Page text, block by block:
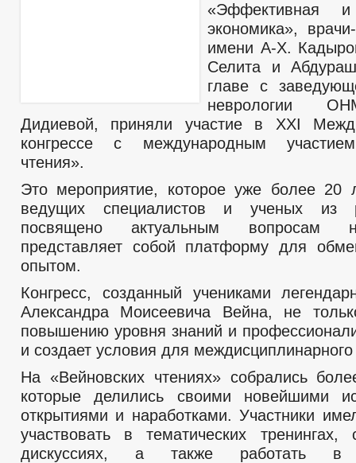
«Эффективная и
экономика»,
имени А-Х.
Селита и
главе с
неврологии
Дидиевой, приняли участие в XXI
конгрессе с международным
чтения».
Это мероприятие, которое уже более 20
ведущих специалистов и ученых из
посвящено актуальным вопросам
представляет собой платформу для
опытом.
Конгресс, созданный учениками
Александра Моисеевича Вейна, не
повышению уровня знаний и
и создает условия для
На «Вейновских чтениях» собрались
которые делились своими новейшими
открытиями и наработками. Участники
участвовать в тематических тренингах,
дискуссиях, а также работать